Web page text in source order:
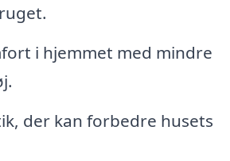
i hjemmet med mindre
der kan forbedre husets